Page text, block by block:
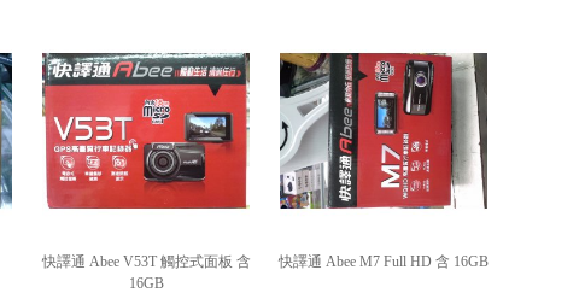
快譯通 Abee V53T 觸控式面板 含
16GB
快譯通 Abee M7 Full HD 含 16GB